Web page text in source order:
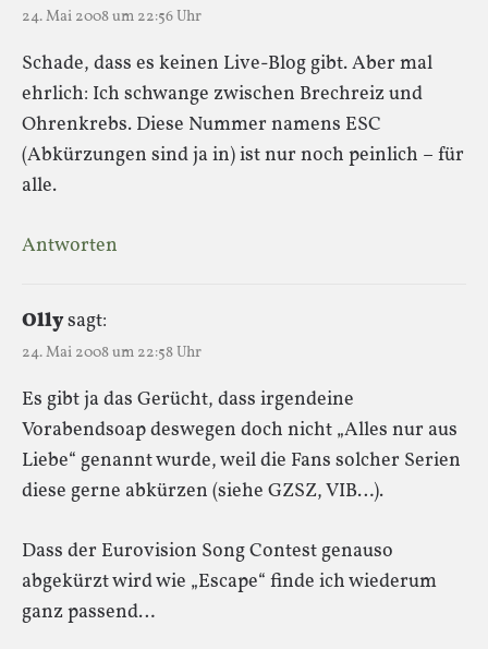
24. Mai 2008 um 22:56 Uhr
Schade, dass es keinen Live-Blog gibt. Aber mal
ehrlich: Ich schwange zwischen Brechreiz und
Ohrenkrebs. Diese Nummer namens ESC
(Abkürzungen sind ja in) ist nur noch peinlich – für
alle.
Antworten
Ollysagt:
24. Mai 2008 um 22:58 Uhr
Es gibt ja das Gerücht, dass irgendeine
Vorabendsoap deswegen doch nicht „Alles nur aus
Liebe“ genannt wurde, weil die Fans solcher Serien
diese gerne abkürzen (siehe GZSZ, VIB…).
Dass der Eurovision Song Contest genauso
abgekürzt wird wie „Escape“ finde ich wiederum
ganz passend…